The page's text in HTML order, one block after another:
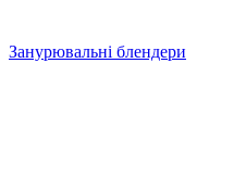
Занурювальні блендери